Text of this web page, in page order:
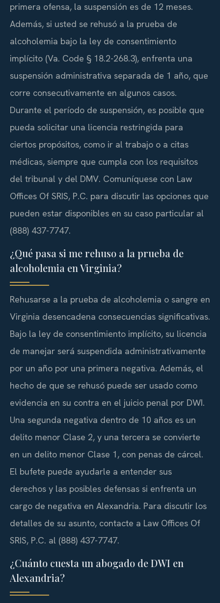
primera ofensa, la suspensión es de 12 meses.
Además, si usted se rehusó a la prueba de
alcoholemia bajo la ley de consentimiento
implícito (Va. Code § 18.2-268.3), enfrenta una
suspensión administrativa separada de 1 año, que
corre consecutivamente en algunos casos.
Durante el período de suspensión, es posible que
pueda solicitar una licencia restringida para
ciertos propósitos, como ir al trabajo o a citas
médicas, siempre que cumpla con los requisitos
del tribunal y del DMV. Comuníquese con Law
Offices Of SRIS, P.C. para discutir las opciones que
pueden estar disponibles en su caso particular al
(888) 437-7747.
¿Qué pasa si me rehuso a la prueba de
alcoholemia en Virginia?
Rehusarse a la prueba de alcoholemia o sangre en
Virginia desencadena consecuencias significativas.
Bajo la ley de consentimiento implícito, su licencia
de manejar será suspendida administrativamente
por un año por una primera negativa. Además, el
hecho de que se rehusó puede ser usado como
evidencia en su contra en el juicio penal por DWI.
Una segunda negativa dentro de 10 años es un
delito menor Clase 2, y una tercera se convierte
en un delito menor Clase 1, con penas de cárcel.
El bufete puede ayudarle a entender sus
derechos y las posibles defensas si enfrenta un
cargo de negativa en Alexandria. Para discutir los
detalles de su asunto, contacte a Law Offices Of
SRIS, P.C. al (888) 437-7747.
¿Cuánto cuesta un abogado de DWI en
Alexandria?